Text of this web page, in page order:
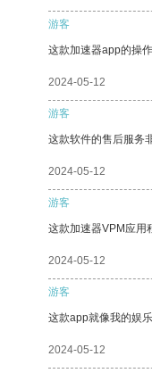
游客
这款加速器app的操
2024-05-12
游客
这款软件的售后服务
2024-05-12
游客
这款加速器VPM应用
2024-05-12
游客
这款app就像我的娱
2024-05-12